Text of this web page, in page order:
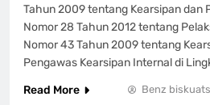
Tahun 2009 tentang Kearsipan dan
Nomor 28 Tahun 2012 tentang
Nomor 43 Tahun 2009 tentang
Pengawas Kearsipan Internal di
Read More
Benz